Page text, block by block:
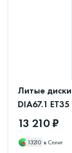
Литые
DIA67.1
13 210 ₽
13210 в Сплит